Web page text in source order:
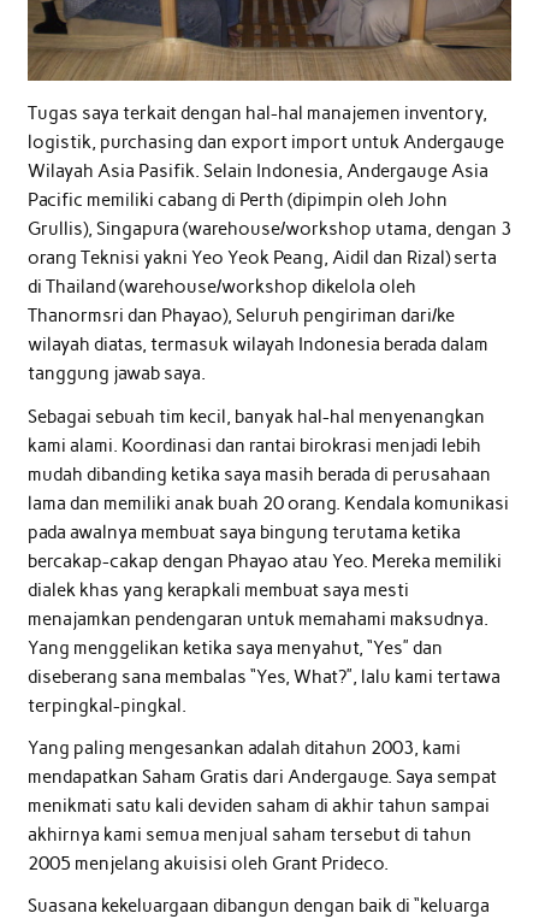
Tugas saya terkait dengan hal-hal manajemen inventory,
logistik, purchasing dan export import untuk Andergauge
Wilayah Asia Pasifik. Selain Indonesia, Andergauge Asia
Pacific memiliki cabang di Perth (dipimpin oleh John
Grullis), Singapura (warehouse/workshop utama, dengan 3
orang Teknisi yakni Yeo Yeok Peang, Aidil dan Rizal) serta
di Thailand (warehouse/workshop dikelola oleh
Thanormsri dan Phayao), Seluruh pengiriman dari/ke
wilayah diatas, termasuk wilayah Indonesia berada dalam
tanggung jawab saya.
Sebagai sebuah tim kecil, banyak hal-hal menyenangkan
kami alami. Koordinasi dan rantai birokrasi menjadi lebih
mudah dibanding ketika saya masih berada di perusahaan
lama dan memiliki anak buah 20 orang. Kendala komunikasi
pada awalnya membuat saya bingung terutama ketika
bercakap-cakap dengan Phayao atau Yeo. Mereka memiliki
dialek khas yang kerapkali membuat saya mesti
menajamkan pendengaran untuk memahami maksudnya.
Yang menggelikan ketika saya menyahut, “Yes” dan
diseberang sana membalas “Yes, What?”, lalu kami tertawa
terpingkal-pingkal.
Yang paling mengesankan adalah ditahun 2003, kami
mendapatkan Saham Gratis dari Andergauge. Saya sempat
menikmati satu kali deviden saham di akhir tahun sampai
akhirnya kami semua menjual saham tersebut di tahun
2005 menjelang akuisisi oleh Grant Prideco.
Suasana kekeluargaan dibangun dengan baik di “keluarga